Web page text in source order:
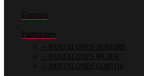
Guantes
Pantalones
PANTALONES HOMBRE
PANTALONES MUJER
PANTALONES CORTOS